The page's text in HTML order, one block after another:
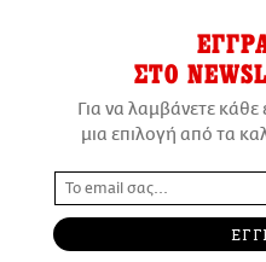
ΣΤΟ
Για να λαμβάνετε
μια επιλογή από τα